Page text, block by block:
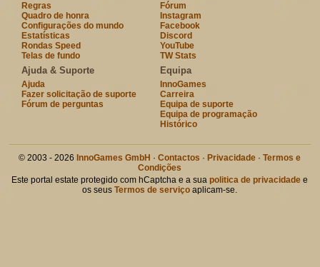
Regras
Quadro de honra
Configurações do mundo
Estatísticas
Rondas Speed
Telas de fundo
Fórum
Instagram
Facebook
Discord
YouTube
TW Stats
Ajuda & Suporte
Ajuda
Fazer solicitação de suporte
Fórum de perguntas
Equipa
InnoGames
Carreira
Equipa de suporte
Equipa de programação
Histórico
© 2003 - 2026 InnoGames GmbH ·Contactos · Privacidade ·Termos e
Condições
Este portal estate protegido com hCaptcha e a suapolitica de privacidade e
os seusTermos de serviço aplicam-se.